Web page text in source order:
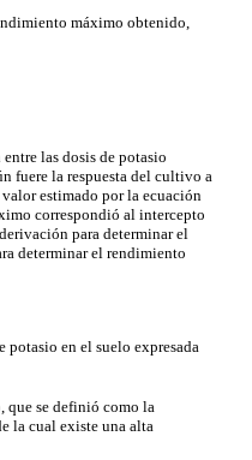
máximo obtenido,
las dosis de potasio
fuere la respuesta del cultivo a
estimado por la ecuación
correspondió al intercepto
para determinar el
determinar el rendimiento
en el suelo expresada
que se definió como la
la cual existe una alta